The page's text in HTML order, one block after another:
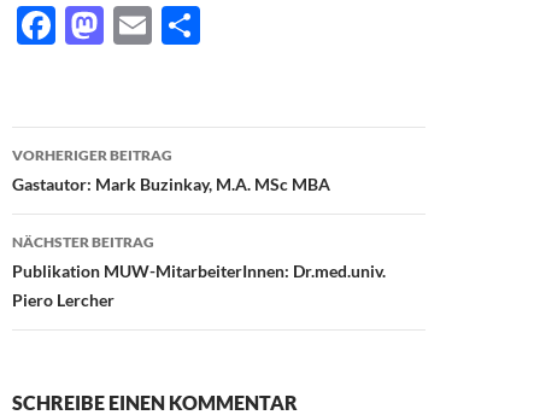
F
b
o
o
k
M
d
o
n
E
n
Beitragsnavigation
VORHERIGER BEITRAG
Gastautor: Mark Buzinkay, M.A. MSc MBA
NÄCHSTER BEITRAG
Publikation MUW-MitarbeiterInnen: Dr.med.univ.
Piero Lercher
SCHREIBE EINEN KOMMENTAR